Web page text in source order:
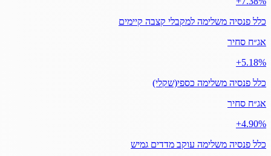
כלל פנסיה משלימה למקבלי קצבה קיימים
אג״ח סחיר
‎+5.18%
כלל פנסיה משלימה כספי(שקלי)
אג״ח סחיר
‎+4.90%
כלל פנסיה משלימה עוקב מדדים גמיש